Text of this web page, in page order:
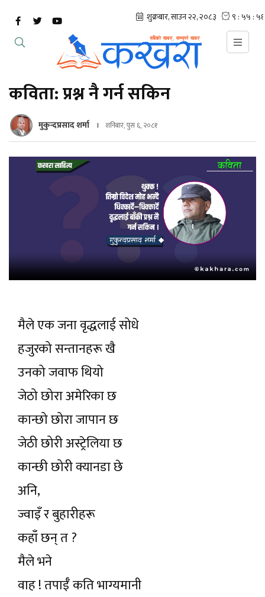
कविता: प्रश्न नै गर्न सकिन
मुकुन्दप्रसाद शर्मा शनिबार, पुस ६, २०८१
मैले एक जना वृद्धलाई सोधे
हजुरको सन्तानहरू खै
उनको जवाफ थियो
जेठो छोरा अमेरिका छ
कान्छो छोरा जापान छ
जेठी छोरी अस्ट्रेलिया छ
कान्छी छोरी क्यानडा छे
अनि,
ज्वाइँ र बुहारीहरू
कहाँ छन् त ?
मैले भने
वाह ! तपाईँ कति भाग्यमानी